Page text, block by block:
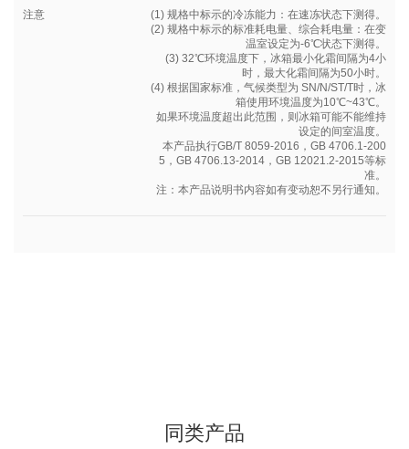
注意
(1) 规格中标示的冷冻能力：在速冻状态下测得。
(2) 规格中标示的标准耗电量、综合耗电量：在变
温室设定为-6℃状态下测得。
(3) 32℃环境温度下，冰箱最小化霜间隔为4小
时，最大化霜间隔为50小时。
(4) 根据国家标准，气候类型为 SN/N/ST/T时，冰
箱使用环境温度为10℃~43℃。
如果环境温度超出此范围，则冰箱可能不能维持
设定的间室温度。
本产品执行GB/T 8059-2016，GB 4706.1-200
5，GB 4706.13-2014，GB 12021.2-2015等标
准。
注：本产品说明书内容如有变动恕不另行通知。
同类产品